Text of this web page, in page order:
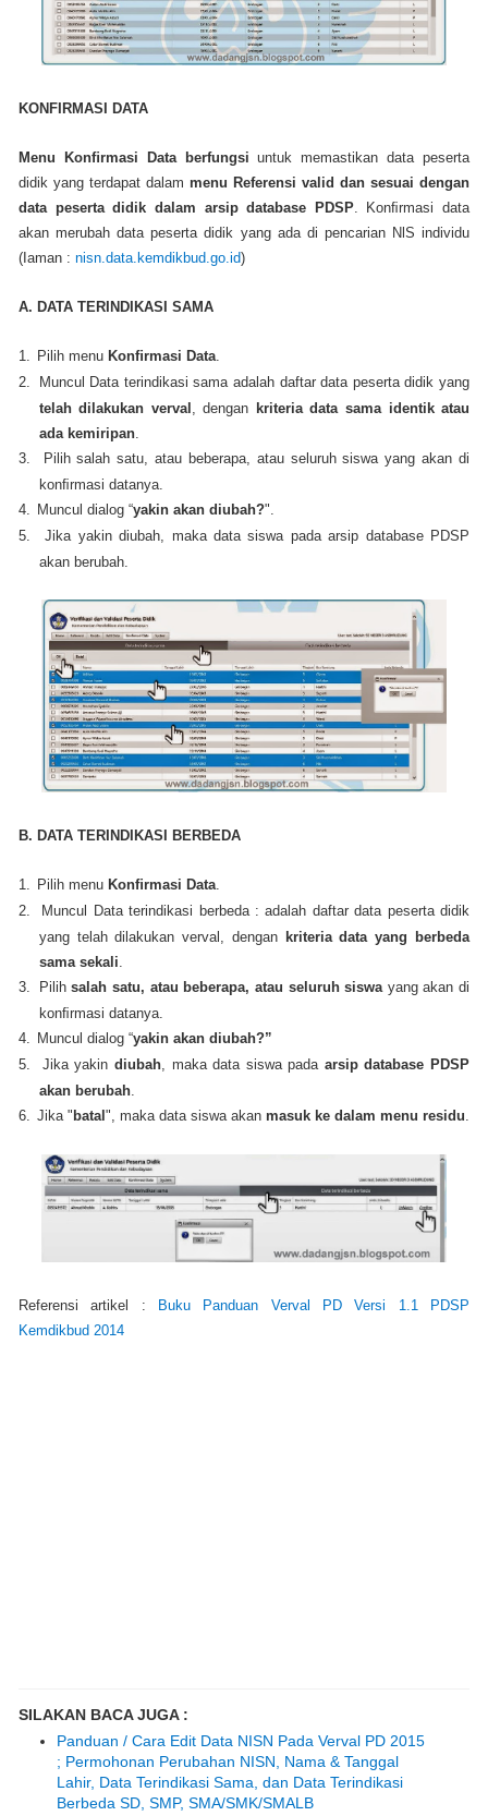
KONFIRMASI DATA
Menu Konﬁrmasi Data berfungsi untuk memastikan data peserta
didik yang terdapat dalam menu Referensi valid dan sesuai dengan
data peserta didik dalam arsip database PDSP. Konﬁrmasi data
akan merubah data peserta didik yang ada di pencarian NlS individu
(Iaman : nisn.data.kemdikbud.go.id)
A. DATA TERINDIKASI SAMA
1. Pilih menu Konﬁrmasi Data.
2.
Muncul Data terindikasi sama adalah daftar data peserta didik yang
telah dilakukan verval , dengan kriteria data sama identik atau
ada kemiripan.
3.
Pilih salah satu, atau beberapa, atau seluruh siswa yang akan di
konﬁrmasi datanya.
4. Muncul dialog “yakin akan diubah?".
5.
Jika yakin diubah, maka data siswa pada arsip database PDSP
akan berubah.
B. DATA TERINDIKASI BERBEDA
1. Pilih menu Konﬁrmasi Data.
2.
Muncul Data terindikasi berbeda : adalah daftar data peserta didik
yang telah dilakukan verval, dengan kriteria data yang berbeda
sama sekali.
3.
Pilihsalah satu, atau beberapa, atau seluruh siswayang akan di
konﬁrmasi datanya.
4. Muncul dialog “yakin akan diubah?”
5.
Jika yakin diubah, maka data siswa pada arsip database PDSP
akan berubah.
6. Jika " batal ", maka data siswa akan masuk ke dalam menu residu.
Referensi artikel :
Buku Panduan Verval PD Versi 1.1 PDSP
Kemdikbud 2014
SILAKAN BACA JUGA :
Panduan / Cara Edit Data NISN Pada Verval PD 2015
; Permohonan Perubahan NISN, Nama & Tanggal
Lahir, Data Terindikasi Sama, dan Data Terindikasi
Berbeda SD, SMP, SMA/SMK/SMALB